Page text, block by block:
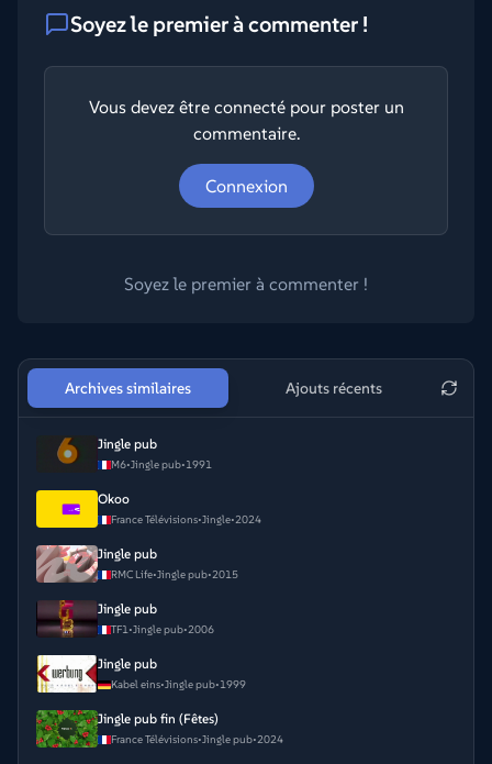
Soyez le premier à commenter !
Vous devez être connecté pour poster un
commentaire.
Connexion
Soyez le premier à commenter !
Archives similaires Ajouts récents
Jingle pub
M6•Jingle pub•1991
Okoo
France Télévisions•Jingle•2024
Jingle pub
RMC Life•Jingle pub•2015
Jingle pub
TF1•Jingle pub•2006
Jingle pub
Kabel eins•Jingle pub•1999
Jingle pub fin (Fêtes)
France Télévisions•Jingle pub•2024